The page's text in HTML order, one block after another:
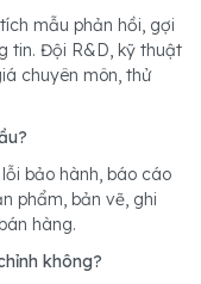
mẫu phản hồi, gợi
tin. Đội R&D, kỹ thuật
chuyên môn, thử
bảo hành, báo cáo
phẩm, bản vẽ, ghi
hàng.
không?